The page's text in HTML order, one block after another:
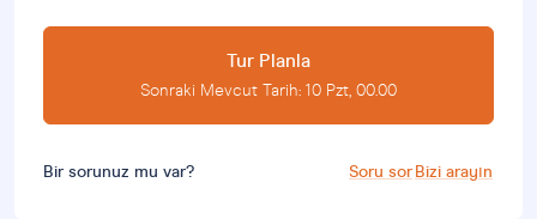
Tur Planla
Sonraki Mevcut Tarih: 10 Pzt, 00.00
Bir sorunuz mu var? Soru sorBizi arayın